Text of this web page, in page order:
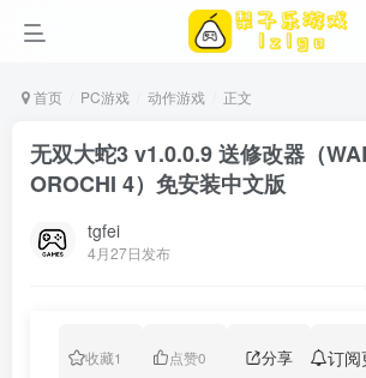
首页 PC游戏 动作游戏 正文
无双大蛇3 v1.0.0.9 送修改器（
OROCHI 4）免安装中文版
tgfei
4月27日发布
收藏1 点赞0 分享 订阅